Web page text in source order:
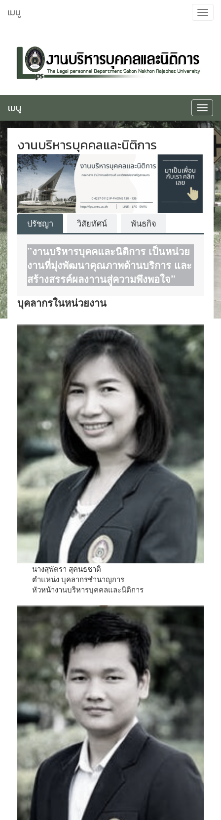
ไป
Toggle
เมนู
Toggle
เมนู
งานบริหารบุคคลและนิติการ
ปรัชญา วิสัยทัศน์ พันธกิจ
”งานบริหารบุคคและนิติการ เป็นหน่วย
งานที่มุ่งพัฒนาคุณภาพด้านบริการ และ
สร้างสรรค์ผลงาานสู่ความพึงพอใจ”
บุคลากรในหน่วยงาน
นางสุพัตรา สุคนธชาติ
ตำแหน่ง บุคลากรชำนาญการ
หัวหน้างานบริหารบุคคลและนิติการ